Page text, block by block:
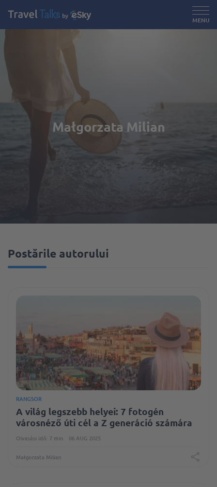
MENU
Małgorzata Milian
Postările autorului
RANGSOR
A világ legszebb helyei: 7 fotogén
városnéző úti cél a Z generáció számára
Olvasási idő: 7 min 06 AUG 2025
Małgorzata Milian